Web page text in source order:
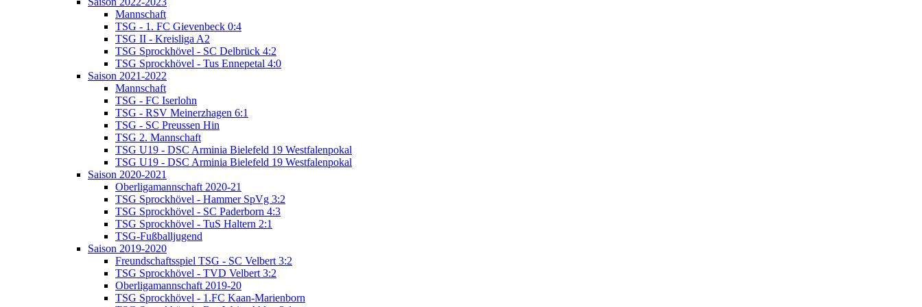
Mannschaft
TSG - 1. FC Gievenbeck 0:4
TSG II - Kreisliga A2
TSG Sprockhövel - SC Delbrück 4:2
TSG Sprockhövel - Tus Ennepetal 4:0
Saison 2021-2022
Mannschaft
TSG - FC Iserlohn
TSG - RSV Meinerzhagen 6:1
TSG - SC Preussen Hin
TSG 2. Mannschaft
TSG U19 - DSC Arminia Bielefeld 19 Westfalenpokal
TSG U19 - DSC Arminia Bielefeld 19 Westfalenpokal
Saison 2020-2021
Oberligamannschaft 2020-21
TSG Sprockhövel - Hammer SpVg 3:2
TSG Sprockhövel - SC Paderborn 4:3
TSG Sprockhövel - TuS Haltern 2:1
TSG-Fußballjugend
Saison 2019-2020
Freundschaftsspiel TSG - SC Velbert 3:2
TSG Sprockhövel - TVD Velbert 3:2
Oberligamannschaft 2019-20
TSG Sprockhövel - 1.FC Kaan-Marienborn